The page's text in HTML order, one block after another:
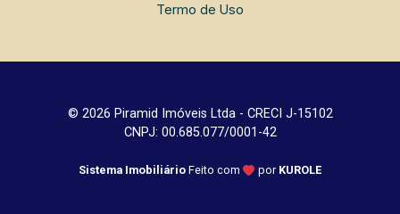
Termo de Uso
© 2026 Piramid Imóveis Ltda - CRECI J-15102
CNPJ: 00.685.077/0001-42
Sistema Imobiliário Feito com por KUROLE